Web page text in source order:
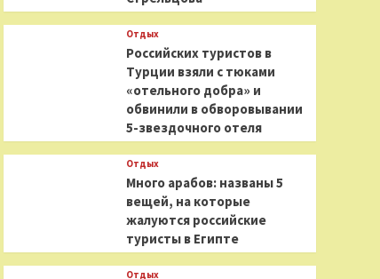
Отдых
Российских туристов в
Турции взяли с тюками
«отельного добра» и
обвинили в обворовывании
5-звездочного отеля
Отдых
Много арабов: названы 5
вещей, на которые
жалуются российские
туристы в Египте
Отдых